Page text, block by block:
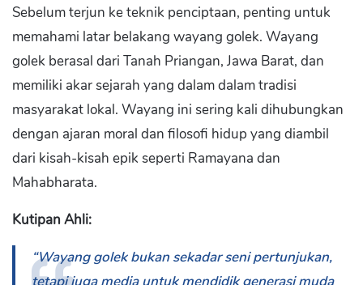
Sebelum terjun ke teknik penciptaan, penting untuk
memahami latar belakang wayang golek. Wayang
golek berasal dari Tanah Priangan, Jawa Barat, dan
memiliki akar sejarah yang dalam dalam tradisi
masyarakat lokal. Wayang ini sering kali dihubungkan
dengan ajaran moral dan filosofi hidup yang diambil
dari kisah-kisah epik seperti Ramayana dan
Mahabharata.
Kutipan Ahli:
“Wayang golek bukan sekadar seni pertunjukan,